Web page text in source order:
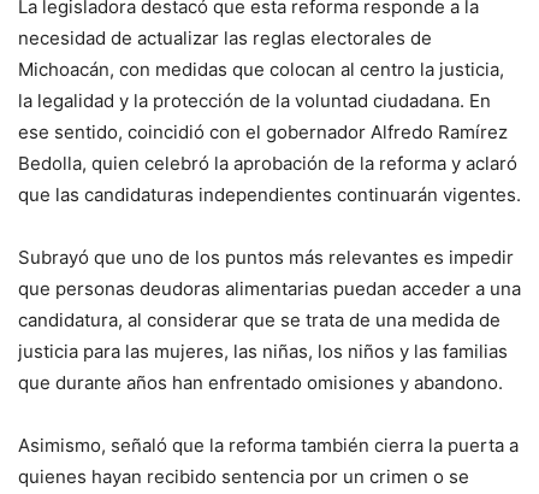
La legisladora destacó que esta reforma responde a la
necesidad de actualizar las reglas electorales de
Michoacán, con medidas que colocan al centro la justicia,
la legalidad y la protección de la voluntad ciudadana. En
ese sentido, coincidió con el gobernador Alfredo Ramírez
Bedolla, quien celebró la aprobación de la reforma y aclaró
que las candidaturas independientes continuarán vigentes.
Subrayó que uno de los puntos más relevantes es impedir
que personas deudoras alimentarias puedan acceder a una
candidatura, al considerar que se trata de una medida de
justicia para las mujeres, las niñas, los niños y las familias
que durante años han enfrentado omisiones y abandono.
Asimismo, señaló que la reforma también cierra la puerta a
quienes hayan recibido sentencia por un crimen o se